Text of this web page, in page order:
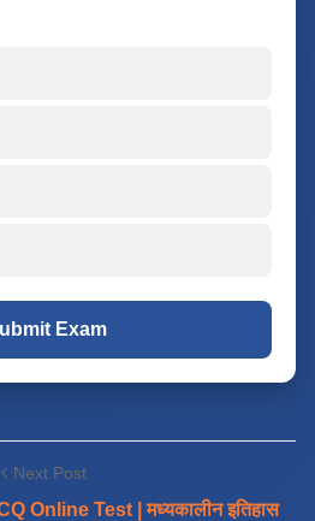
Exam
Next Post
Online Test | मध्यकालीन इतिहास